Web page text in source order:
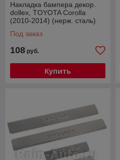
Накладка бампера декор.
dollex, TOYOTA Corolla
(2010-2014) (нерж. сталь)
Под заказ
108 руб.
Купить